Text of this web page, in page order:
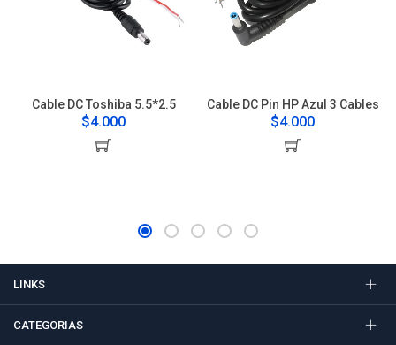
Cable DC Toshiba 5.5*2.5
$4.000
Cable DC Pin HP Azul 3 Cables
$4.000
LINKS
CATEGORIAS